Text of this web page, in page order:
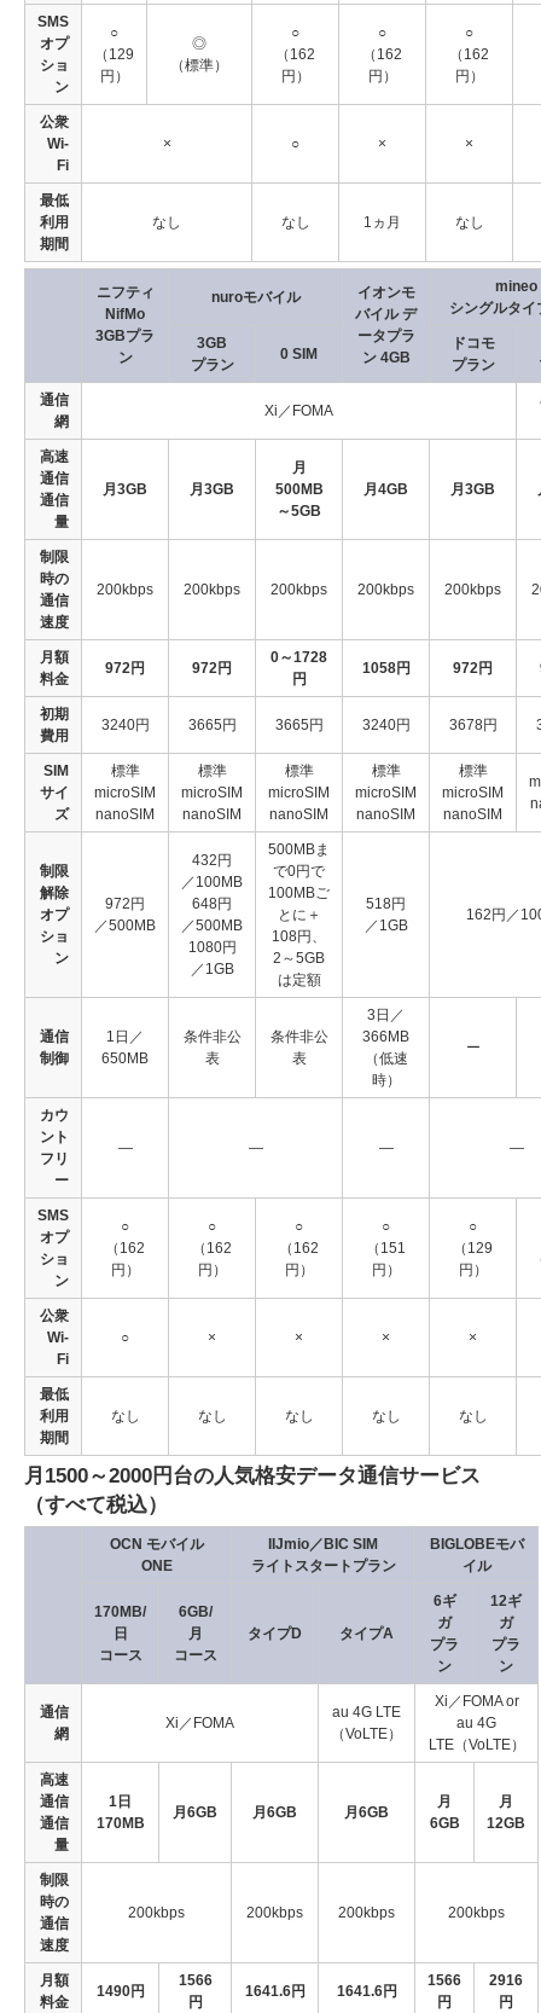
SMS
オプ
ショ
ン
○
（129
円）
◎
（標準）
○
（162
円）
○
（162
円）
○
（162
円）
公衆
Wi-
Fi
× ○ × ×
最低
利用
期間
なし なし 1ヵ月 なし
ニフティ
NifMo
3GBプラ
ン
nuroモバイル
イオンモ
バイル デ
ータプラ
ン 4GB
mineo
シングルタイ
3GB
プラン
0 SIM
ドコモ
プラン
通信
網
Xi／FOMA
高速
通信
通信
量
月3GB 月3GB
月
500MB
～5GB
月4GB 月3GB
制限
時の
通信
速度
200kbps 200kbps 200kbps 200kbps 200kbps
月額
料金
972円 972円
0～1728
円
1058円 972円
初期
費用
3240円 3665円 3665円 3240円 3678円
SIM
サイ
ズ
標準
microSIM
nanoSIM
標準
microSIM
nanoSIM
標準
microSIM
nanoSIM
標準
microSIM
nanoSIM
標準
microSIM
nanoSIM
制限
解除
オプ
ショ
ン
972円
／500MB
432円
／100MB
648円
／500MB
1080円
／1GB
500MBま
で0円で
100MBご
とに＋
108円、
2～5GB
は定額
518円
／1GB
162円／
通信
制御
1日／
650MB
条件非公
表
条件非公
表
3日／
366MB
（低速
時）
ー
カウ
ント
フリ
ー
― ― ― ―
SMS
オプ
ショ
ン
○
（162
円）
○
（162
円）
○
（162
円）
○
（151
円）
○
（129
円）
公衆
Wi-
Fi
○ × × × ×
最低
利用
期間
なし なし なし なし なし
月1500～2000円台の人気格安データ通信サービス
（すべて税込）
OCN モバイル
ONE
IIJmio／BIC SIM
ライトスタートプラン
BIGLOBEモバ
イル
170MB/
日
コース
6GB/
月
コース
タイプD タイプA
6ギ
ガ
プラ
ン
12ギ
ガ
プラ
ン
通信
網
Xi／FOMA
au 4G LTE
（VoLTE）
Xi／FOMA or
au 4G
LTE（VoLTE）
高速
通信
通信
量
1日
170MB
月6GB 月6GB 月6GB
月
6GB
月
12GB
制限
時の
通信
速度
200kbps 200kbps 200kbps 200kbps
月額
料金
1490円
1566
円
1641.6円 1641.6円
1566
円
2916
円